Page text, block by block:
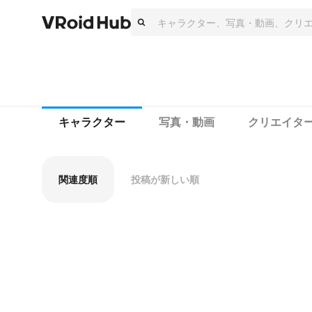
キャラクター 写真・動画 クリエイタ
関連度順 投稿が新しい順